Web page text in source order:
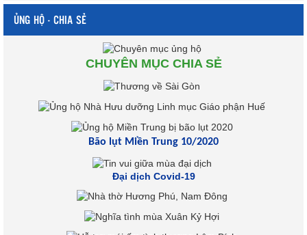
ỦNG HỘ - CHIA SẺ
CHUYÊN MỤC CHIA SẺ
Bão lụt Miền Trung 10/2020
Đại dịch Covid-19